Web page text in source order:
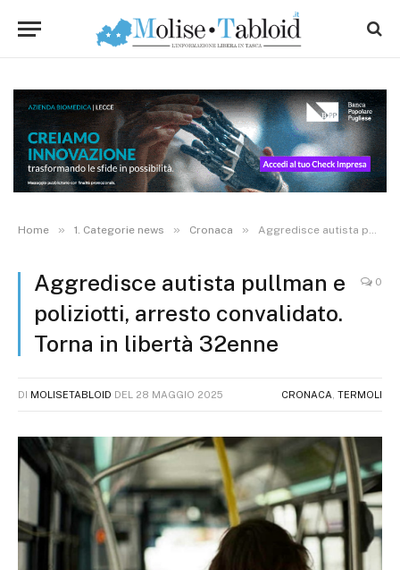
Home » 1. Categorie news » Cronaca » Aggredisce autista pullman e poliziotti, arresto convalidato. Torna in libertà 32enne
Aggredisce autista pullman e
poliziotti, arresto convalidato.
Torna in libertà 32enne
0
DI MOLISETABLOID DEL 28 MAGGIO 2025 CRONACA TERMOLI